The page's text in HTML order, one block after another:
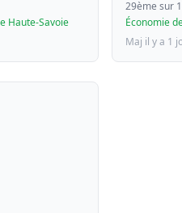
Haute-Savoie
29ème sur
Économie
Maj il y a 1